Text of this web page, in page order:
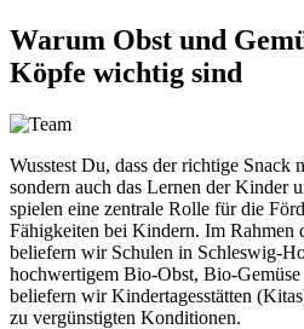
Warum Obst und
Köpfe wichtig sind
Wusstest Du, dass der richtige Snack
sondern auch das Lernen der Kinder
spielen eine zentrale Rolle für die
Fähigkeiten bei Kindern. Im Rahmen
beliefern wir Schulen in Schleswig-
hochwertigem Bio-Obst, Bio-
beliefern wir Kindertagesstätten
zu vergünstigten Konditionen.